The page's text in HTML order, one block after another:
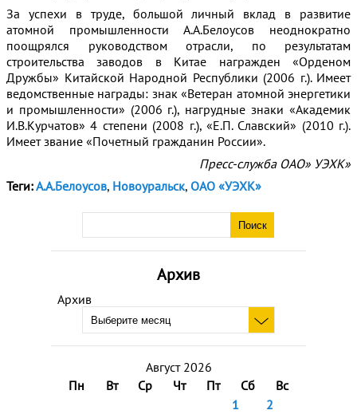
Архив
Архив
Август 2026
Пн
Вт Ср Чт Пт Сб
Вс
1
2
За успехи в труде, большой личный вклад в развитие
атомной промышленности А.А.Белоусов неоднократно
поощрялся руководством отрасли, по результатам
строительства заводов в Китае награжден «Орденом
Дружбы» Китайской Народной Республики (2006 г.). Имеет
ведомственные награды: знак «Ветеран атомной энергетики
и промышленности» (2006 г.), нагрудные знаки «Академик
И.В.Курчатов» 4 степени (2008 г.), «Е.П. Славский» (2010 г.).
Имеет звание «Почетный гражданин России».
Пресс-служба ОАО» УЭХК»
Теги:А.А.Белоусов, Новоуральск, ОАО «УЭХК»